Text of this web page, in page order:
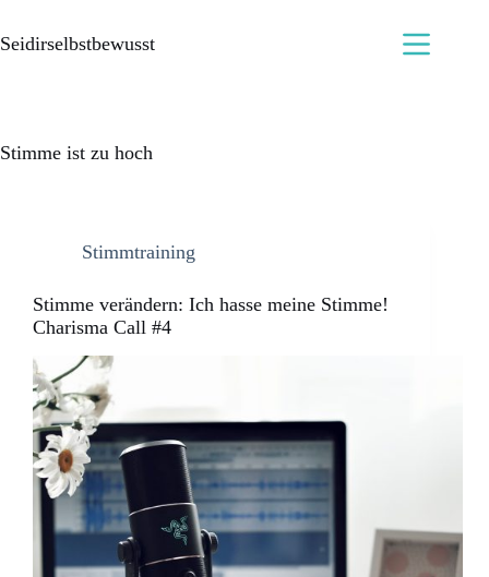
Seidirselbstbewusst
Stimme ist zu hoch
Stimmtraining
Stimme verändern: Ich hasse meine Stimme!
Charisma Call #4